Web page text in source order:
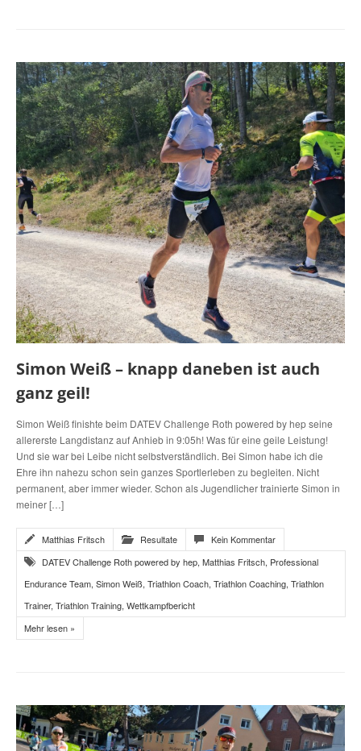
Simon Weiß – knapp daneben ist auch
ganz geil!
Simon Weiß finishte beim DATEV Challenge Roth powered by hep seine
allererste Langdistanz auf Anhieb in 9:05h! Was für eine geile Leistung!
Und sie war bei Leibe nicht selbstverständlich. Bei Simon habe ich die
Ehre ihn nahezu schon sein ganzes Sportlerleben zu begleiten. Nicht
permanent, aber immer wieder. Schon als Jugendlicher trainierte Simon in
meiner […]
Matthias Fritsch Resultate
Kein Kommentar
DATEV Challenge Roth powered by hep, Matthias Fritsch, Professional
Endurance Team, Simon Weiß, Triathlon Coach, Triathlon Coaching, Triathlon
Trainer, Triathlon Training, Wettkampfbericht
Mehr lesen »